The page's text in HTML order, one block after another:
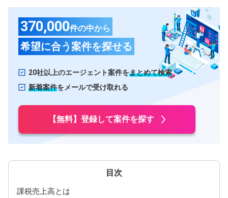
370,000件の中から
希望に合う案件を探せる
20社以上のエージェント案件をまとめて検索
新着案件をメールで受け取れる
【無料】登録して案件を探す
課税売上高とは
東海
愛知県
岐阜県 三重県
関西
滋賀県
奈良県
中国